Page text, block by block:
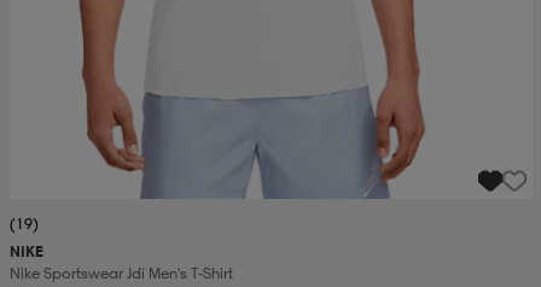
(19)
NIKE
Nike Sportswear Jdi Men's T-Shirt